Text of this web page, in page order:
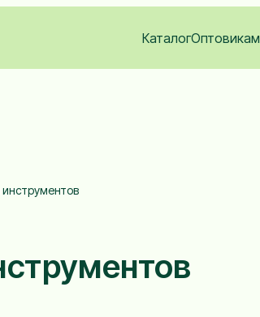
КаталогОптовикам